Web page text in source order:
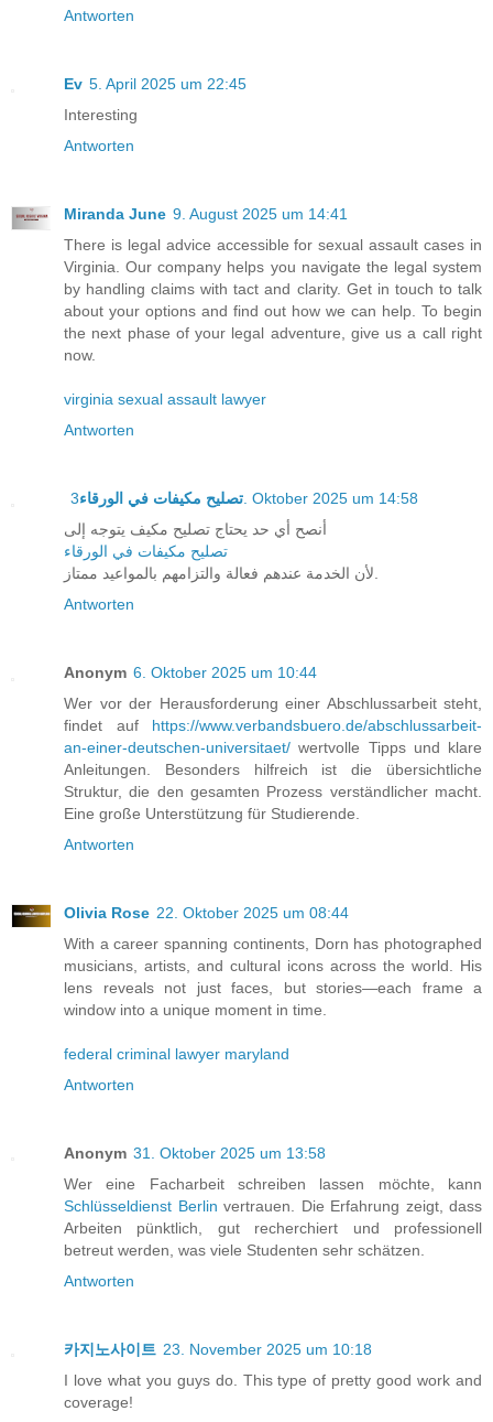
Antworten
Ev 5. April 2025 um 22:45
Interesting
Antworten
Miranda June 9. August 2025 um 14:41
There is legal advice accessible for sexual assault cases in
Virginia. Our company helps you navigate the legal system
by handling claims with tact and clarity. Get in touch to talk
about your options and find out how we can help. To begin
the next phase of your legal adventure, give us a call right
now.
virginia sexual assault lawyer
Antworten
تصليح مكيفات في الورقاء 3. Oktober 2025 um 14:58
أنصح أي حد يحتاج تصليح مكيف يتوجه إلى
تصليح مكيفات في الورقاء
Antworten
Anonym 6. Oktober 2025 um 10:44
Wer vor der Herausforderung einer Abschlussarbeit steht,
findet auf https://www.verbandsbuero.de/abschlussarbeit-
an-einer-deutschen-universitaet/ wertvolle Tipps und klare
Anleitungen. Besonders hilfreich ist die übersichtliche
Struktur, die den gesamten Prozess verständlicher macht.
Eine große Unterstützung für Studierende.
Antworten
Olivia Rose 22. Oktober 2025 um 08:44
With a career spanning continents, Dorn has photographed
musicians, artists, and cultural icons across the world. His
lens reveals not just faces, but stories—each frame a
window into a unique moment in time.
federal criminal lawyer maryland
Antworten
Anonym 31. Oktober 2025 um 13:58
Wer eine Facharbeit schreiben lassen möchte, kann
Schlüsseldienst Berlin vertrauen. Die Erfahrung zeigt, dass
Arbeiten pünktlich, gut recherchiert und professionell
betreut werden, was viele Studenten sehr schätzen.
Antworten
카지노사이트 23. November 2025 um 10:18
I love what you guys do. This type of pretty good work and
coverage!